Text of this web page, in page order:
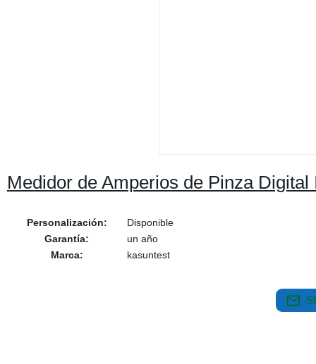
Medidor de Amperios de Pinza
Personalización:
Disponible
Garantía:
un año
Marca:
kasuntest